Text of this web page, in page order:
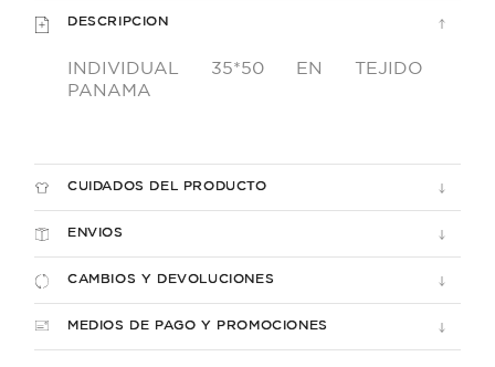
DESCRIPCION
INDIVIDUAL 35*50 EN TEJIDO
PANAMA
CUIDADOS DEL PRODUCTO
ENVIOS
CAMBIOS Y DEVOLUCIONES
MEDIOS DE PAGO Y PROMOCIONES